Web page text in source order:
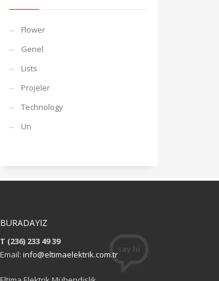
Flower
Genel
Lists
Projeler
Technology
Un
BURADAYIZ
T (236) 233 49 39
Email: info@eltimaelektrik.com.tr